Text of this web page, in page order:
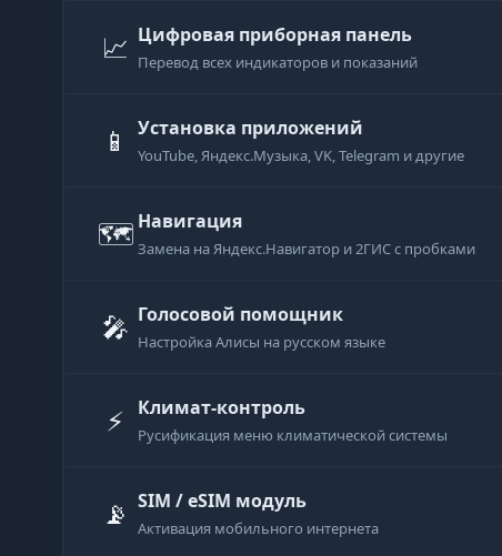
📈 Цифровая приборная панель
Перевод всех индикаторов и показаний
📱 Установка приложений
YouTube, Яндекс.Музыка, VK, Telegram и другие
🗺 Навигация
Замена на Яндекс.Навигатор и 2ГИС с пробками
🎤 Голосовой помощник
Настройка Алисы на русском языке
⚡ Климат-контроль
Русификация меню климатической системы
📡 SIM / eSIM модуль
Активация мобильного интернета